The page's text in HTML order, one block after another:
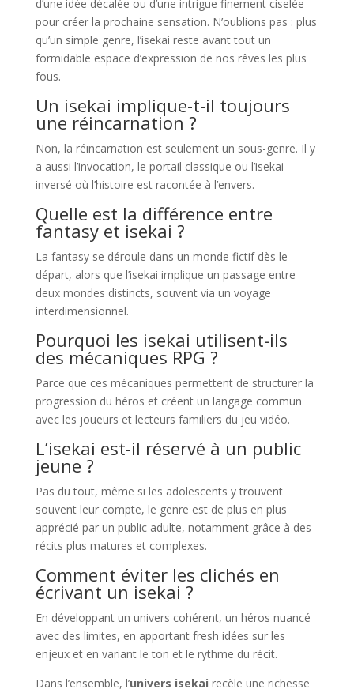
d’une idée décalée ou d’une intrigue finement ciselée
pour créer la prochaine sensation. N’oublions pas : plus
qu’un simple genre, l’isekai reste avant tout un
formidable espace d’expression de nos rêves les plus
fous.
Un isekai implique-t-il toujours
une réincarnation ?
Non, la réincarnation est seulement un sous-genre. Il y
a aussi l’invocation, le portail classique ou l’isekai
inversé où l’histoire est racontée à l’envers.
Quelle est la différence entre
fantasy et isekai ?
La fantasy se déroule dans un monde fictif dès le
départ, alors que l’isekai implique un passage entre
deux mondes distincts, souvent via un voyage
interdimensionnel.
Pourquoi les isekai utilisent-ils
des mécaniques RPG ?
Parce que ces mécaniques permettent de structurer la
progression du héros et créent un langage commun
avec les joueurs et lecteurs familiers du jeu vidéo.
L’isekai est-il réservé à un public
jeune ?
Pas du tout, même si les adolescents y trouvent
souvent leur compte, le genre est de plus en plus
apprécié par un public adulte, notamment grâce à des
récits plus matures et complexes.
Comment éviter les clichés en
écrivant un isekai ?
En développant un univers cohérent, un héros nuancé
avec des limites, en apportant fresh idées sur les
enjeux et en variant le ton et le rythme du récit.
Dans l’ensemble, l’univers isekai recèle une richesse